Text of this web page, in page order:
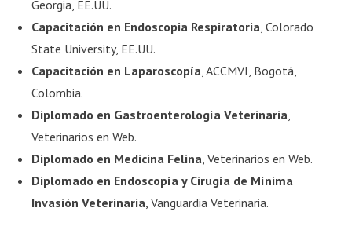
Georgia, EE.UU.
Capacitación en Endoscopia Respiratoria, Colorado
State University, EE.UU.
Capacitación en Laparoscopía, ACCMVI, Bogotá,
Colombia.
Diplomado en Gastroenterología Veterinaria,
Veterinarios en Web.
Diplomado en Medicina Felina, Veterinarios en Web.
Diplomado en Endoscopía y Cirugía de Mínima
Invasión Veterinaria, Vanguardia Veterinaria.